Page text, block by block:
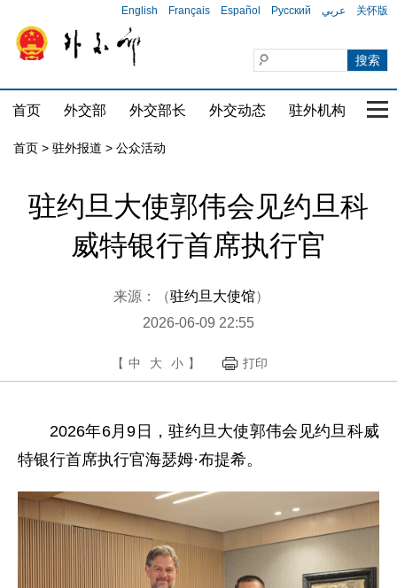
English Français Español Русский عربي 关怀版
首页 外交部 外交部长 外交动态 驻外机构 国
首页 > 驻外报道 > 公众活动
驻约旦大使郭伟会见约旦科
威特银行首席执行官
来源：（驻约旦大使馆）
2026-06-09 22:55
【 中 大 小 】 打印
2026年6月9日，驻约旦大使郭伟会见约旦科威
特银行首席执行官海瑟姆·布提希。